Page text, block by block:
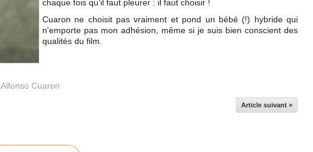
chaque fois qu'il faut pleurer : il faut choisir !
Cuaron ne choisit pas vraiment et pond un bébé (!) hybride qui
n'emporte pas mon adhésion, même si je suis bien conscient des
qualités du film.
Alfonso Cuaron
Article suivant »